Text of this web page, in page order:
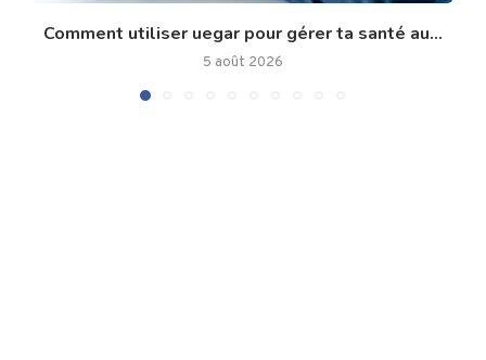
Comment utiliser uegar pour gérer ta santé au...
5 août 2026